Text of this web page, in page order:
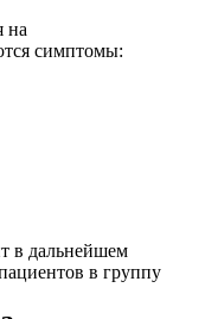
на
симптомы:
в дальнейшем
в группу